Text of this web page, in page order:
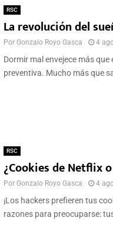
RSC
La revolución del
Por Gonzalo Royo Gasca 4
Dormir mal envejece más
preventiva. Mucho más que
RSC
¿Cookies de Netflix
Por Gonzalo Royo Gasca 4
¡Los hackers prefieren tus
razones para preocuparse: